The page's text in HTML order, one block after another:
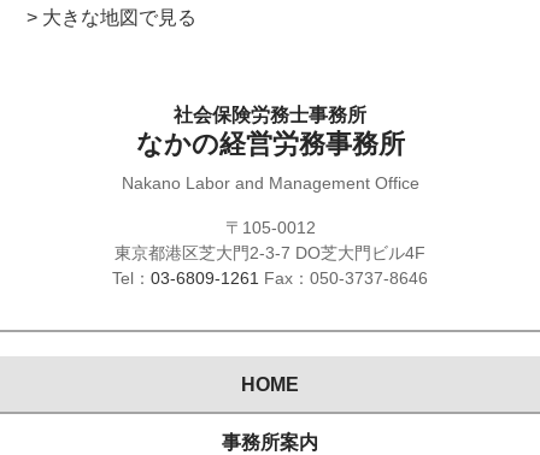
社会保険労務士事務所
なかの経営労務事務所
Nakano Labor and Management Office
〒105-0012
東京都港区芝大門2-3-7 DO芝大門ビル4F
Tel： 03-6809-1261 Fax：050-3737-8646
HOME
事務所案内
> 大きな地図で見る